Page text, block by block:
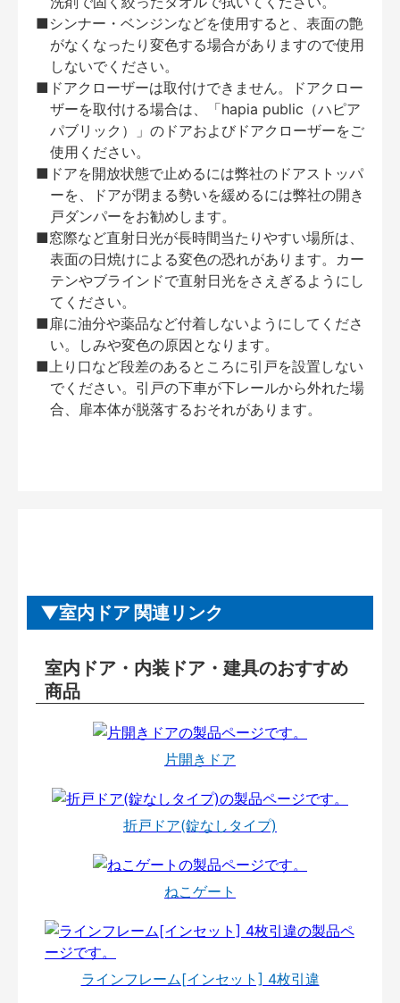
■シンナー・ベンジンなどを使用すると、表面の艶
がなくなったり変色する場合がありますので使用
しないでください。
■ドアクローザーは取付けできません。ドアクロー
ザーを取付ける場合は、「hapia public（ハピア
パブリック）」のドアおよびドアクローザーをご
使用ください。
■ドアを開放状態で止めるには弊社のドアストッパ
ーを、ドアが閉まる勢いを緩めるには弊社の開き
戸ダンパーをお勧めします。
■窓際など直射日光が長時間当たりやすい場所は、
表面の日焼けによる変色の恐れがあります。カー
テンやブラインドで直射日光をさえぎるようにし
てください。
■扉に油分や薬品など付着しないようにしてくださ
い。しみや変色の原因となります。
■上り口など段差のあるところに引戸を設置しない
でください。引戸の下車が下レールから外れた場
合、扉本体が脱落するおそれがあります。
室内ドア 関連リンク
室内ドア・内装ドア・建具のおすすめ
商品
片開きドア
折戸ドア(錠なしタイプ)
ねこゲート
ラインフレーム[インセット] 4枚引違